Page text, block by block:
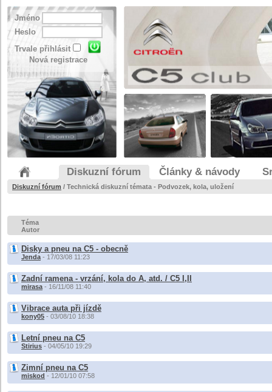
Jméno
Heslo
Trvale přihlásit
Nová registrace
Diskuzní fórum Články & návody
Diskuzní fórum / Technická diskuzní témata - Podvozek, kola, uložení
Téma
Autor
Disky a pneu na C5 - obecně
Jenda - 17/03/08 11:23
Zadní ramena - vrzání, kola do A, atd. / C5 I,II
mirasa - 16/11/08 11:40
Vibrace auta při jízdě
kony05 - 03/08/10 18:38
Letní pneu na C5
Stirius - 04/05/10 19:29
Zimní pneu na C5
miskod - 12/01/10 07:58